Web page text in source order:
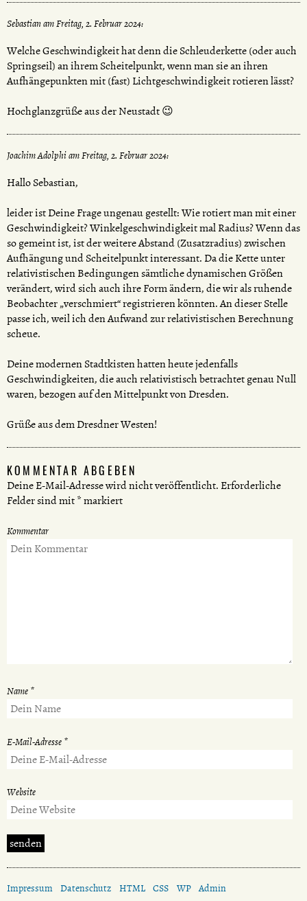
Sebastian am Freitag, 2. Februar 2024:
Welche Geschwindigkeit hat denn die Schleuderkette (oder auch
Springseil) an ihrem Scheitelpunkt, wenn man sie an ihren
Aufhängepunkten mit (fast) Lichtgeschwindigkeit rotieren lässt?
Hochglanzgrüße aus der Neustadt 😉
Joachim Adolphi am Freitag, 2. Februar 2024:
Hallo Sebastian,
leider ist Deine Frage ungenau gestellt: Wie rotiert man mit einer
Geschwindigkeit? Winkelgeschwindigkeit mal Radius? Wenn das
so gemeint ist, ist der weitere Abstand (Zusatzradius) zwischen
Aufhängung und Scheitelpunkt interessant. Da die Kette unter
relativistischen Bedingungen sämtliche dynamischen Größen
verändert, wird sich auch ihre Form ändern, die wir als ruhende
Beobachter „verschmiert“ registrieren könnten. An dieser Stelle
passe ich, weil ich den Aufwand zur relativistischen Berechnung
scheue.
Deine modernen Stadtkisten hatten heute jedenfalls
Geschwindigkeiten, die auch relativistisch betrachtet genau Null
waren, bezogen auf den Mittelpunkt von Dresden.
Grüße aus dem Dresdner Westen!
KOMMENTAR ABGEBEN
Deine E-Mail-Adresse wird nicht veröffentlicht. Erforderliche
Felder sind mit*markiert
Kommentar
Name *
E-Mail-Adresse *
Website
Impressum Datenschutz HTML CSS WP Admin